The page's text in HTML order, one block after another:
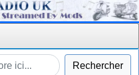
Rechercher